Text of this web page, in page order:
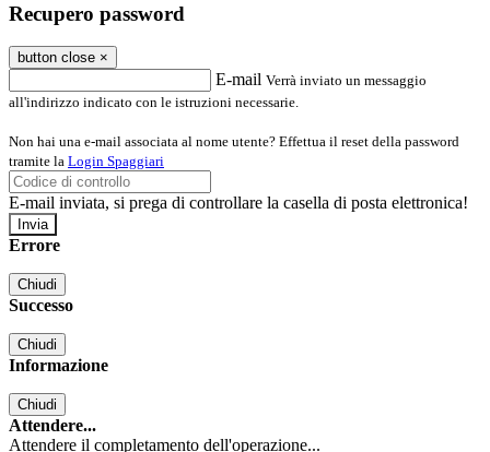
Recupero password
button close ×
E-mail Verrà inviato un messaggio
all'indirizzo indicato con le istruzioni necessarie.
Non hai una e-mail associata al nome utente? Effettua il reset della password
tramite la Login Spaggiari
E-mail inviata, si prega di controllare la casella di posta elettronica!
Errore
Chiudi
Successo
Chiudi
Informazione
Chiudi
Attendere...
Attendere il completamento dell'operazione...